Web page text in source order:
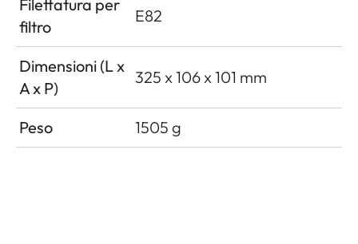
Filettatura per
filtro
E82
Dimensioni (L x
A x P)
325 x 106 x 101 mm
Peso 1505 g